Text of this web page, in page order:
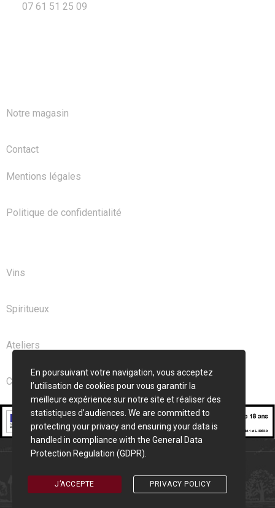
07 61 51 25 09
Notre magasin
Contact
Mentions légales
Politique de confidentialité
Vins
Spiritueux
Ateliers
Club
En poursuivant votre navigation, vous acceptez
l’utilisation de cookies pour vous garantir la
meilleure expérience sur notre site et réaliser des
statistiques d’audiences. We are committed to
protecting your privacy and ensuring your data is
handled in compliance with the General Data
Protection Regulation (GDPR)
J’ACCEPTE PRIVACY POLICY